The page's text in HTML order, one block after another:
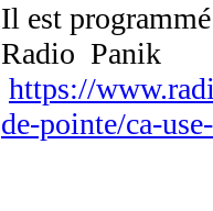
Il est
Radio Panik
https://
de-pointe/ca-